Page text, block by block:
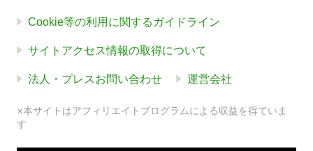
Cookie等の利用に関するガイドライン
サイトアクセス情報の取得について
法人・プレスお問い合わせ 運営会社
※本サイトはアフィリエイトプログラムによる収益を得ていま
す